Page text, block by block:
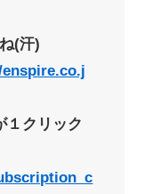
(汗)
１クリック